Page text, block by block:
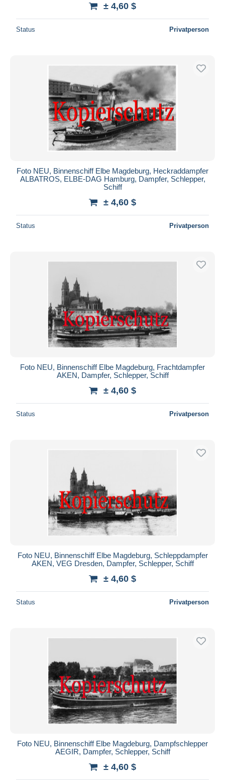
± 4,60 $
Status Privatperson
Foto NEU, Binnenschiff Elbe Magdeburg, Heckraddampfer
ALBATROS, ELBE-DAG Hamburg, Dampfer, Schlepper,
Schiff
± 4,60 $
Status Privatperson
Foto NEU, Binnenschiff Elbe Magdeburg, Frachtdampfer
AKEN, Dampfer, Schlepper, Schiff
± 4,60 $
Status Privatperson
Foto NEU, Binnenschiff Elbe Magdeburg, Schleppdampfer
AKEN, VEG Dresden, Dampfer, Schlepper, Schiff
± 4,60 $
Status Privatperson
Foto NEU, Binnenschiff Elbe Magdeburg, Dampfschlepper
AEGIR, Dampfer, Schlepper, Schiff
± 4,60 $